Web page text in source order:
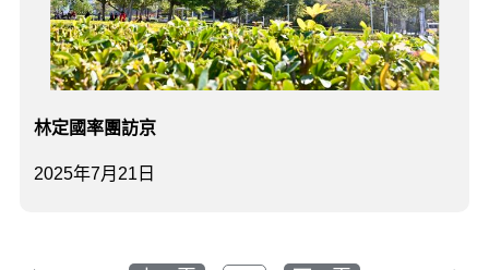
2025年7月21日
林定國率團訪京